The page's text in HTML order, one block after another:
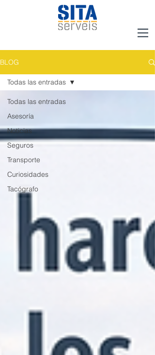
BLOG
Todas las entradas
Asesoría
Noticias
Seguros
Transporte
Curiosidades
Tacógrafo
Todas las entradas